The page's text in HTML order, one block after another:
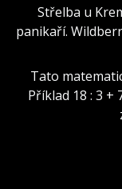
Střelba u
panikaří.
Tato
Příklad 18 : 3 +